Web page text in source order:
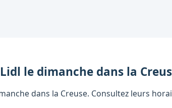
Lidl le dimanche dans la
dans la Creuse. Consultez leurs